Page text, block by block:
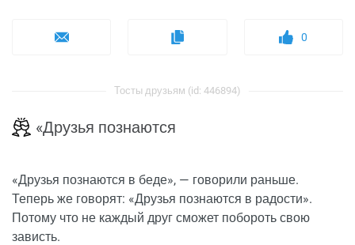
0
Тосты друзьям (id: 446894)
«Друзья познаются
«Друзья познаются в беде», — говорили раньше.
Теперь же говорят: «Друзья познаются в радости».
Потому что не каждый друг сможет побороть свою
зависть.